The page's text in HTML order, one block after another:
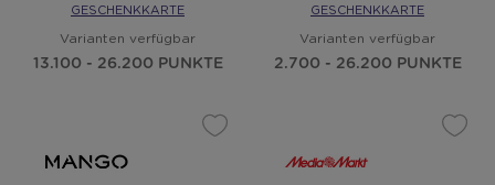
GESCHENKKARTE
Varianten verfügbar
13.100 - 26.200 PUNKTE
GESCHENKKARTE
Varianten verfügbar
2.700 - 26.200 PUNKTE